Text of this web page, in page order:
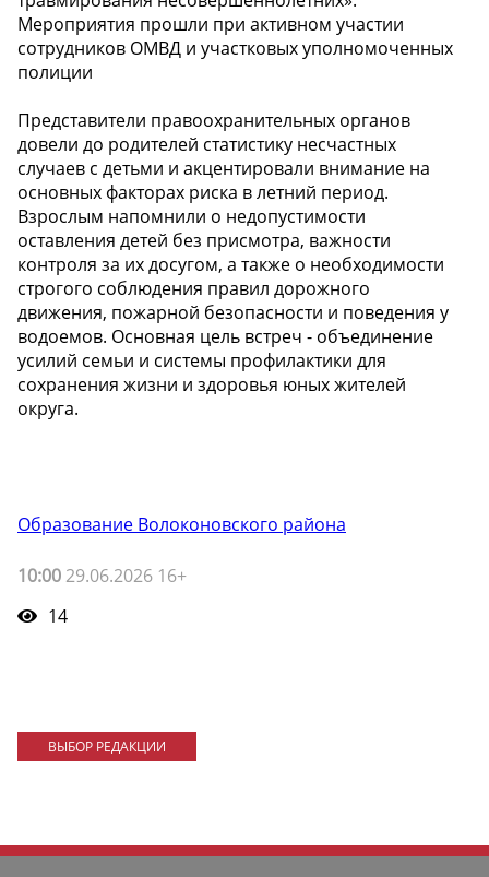
Мероприятия прошли при активном участии
сотрудников ОМВД и участковых уполномоченных
полиции
Представители правоохранительных органов
довели до родителей статистику несчастных
случаев с детьми и акцентировали внимание на
основных факторах риска в летний период.
Взрослым напомнили о недопустимости
оставления детей без присмотра, важности
контроля за их досугом, а также о необходимости
строгого соблюдения правил дорожного
движения, пожарной безопасности и поведения у
водоемов. Основная цель встреч - объединение
усилий семьи и системы профилактики для
сохранения жизни и здоровья юных жителей
округа.
Образование Волоконовского района
10:00 29.06.2026 16+
14
ВЫБОР РЕДАКЦИИ